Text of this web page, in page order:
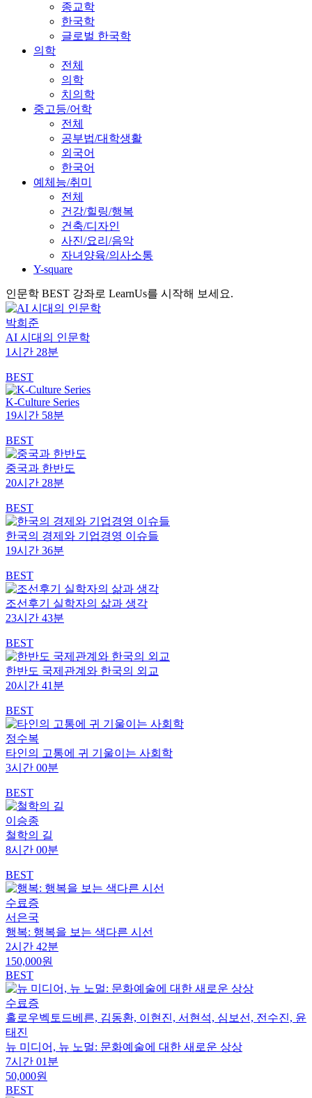
종교학
한국학
글로벌 한국학
의학
전체
의학
치의학
중고등/어학
전체
공부법/대학생활
외국어
한국어
예체능/취미
전체
건강/힐링/행복
건축/디자인
사진/요리/음악
자녀양육/의사소통
Y-square
인문학 BEST 강좌로 LearnUs를 시작해 보세요.
박희준
AI 시대의 인문학
1시간 28분
BEST
K-Culture Series
19시간 58분
BEST
중국과 한반도
20시간 28분
BEST
한국의 경제와 기업경영 이슈들
19시간 36분
BEST
조선후기 실학자의 삶과 생각
23시간 43분
BEST
한반도 국제관계와 한국의 외교
20시간 41분
BEST
정수복
타인의 고통에 귀 기울이는 사회학
3시간 00분
BEST
이승종
철학의 길
8시간 00분
BEST
수료증
서은국
행복: 행복을 보는 색다른 시선
2시간 42분
150,000원
BEST
수료증
홀로우벡토드베른, 김동환, 이현진, 서현석, 심보선, 전수진, 윤
태진
뉴 미디어, 뉴 노멀: 문화예술에 대한 새로운 상상
7시간 01분
50,000원
BEST